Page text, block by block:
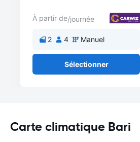
À partir de/journée
2 4 Manuel
Sélectionner
Carte climatique Bari